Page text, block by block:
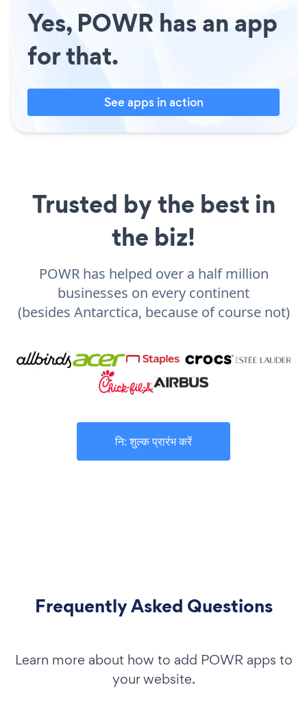
Yes, POWR has an app
for that.
See apps in action
Trusted by the best in
the biz!
POWR has helped over a half million
businesses on every continent
(besides Antarctica, because of course not)
नि: शुल्क प्रारंभ करें
Frequently Asked Questions
Learn more about how to add POWR apps to
your website.